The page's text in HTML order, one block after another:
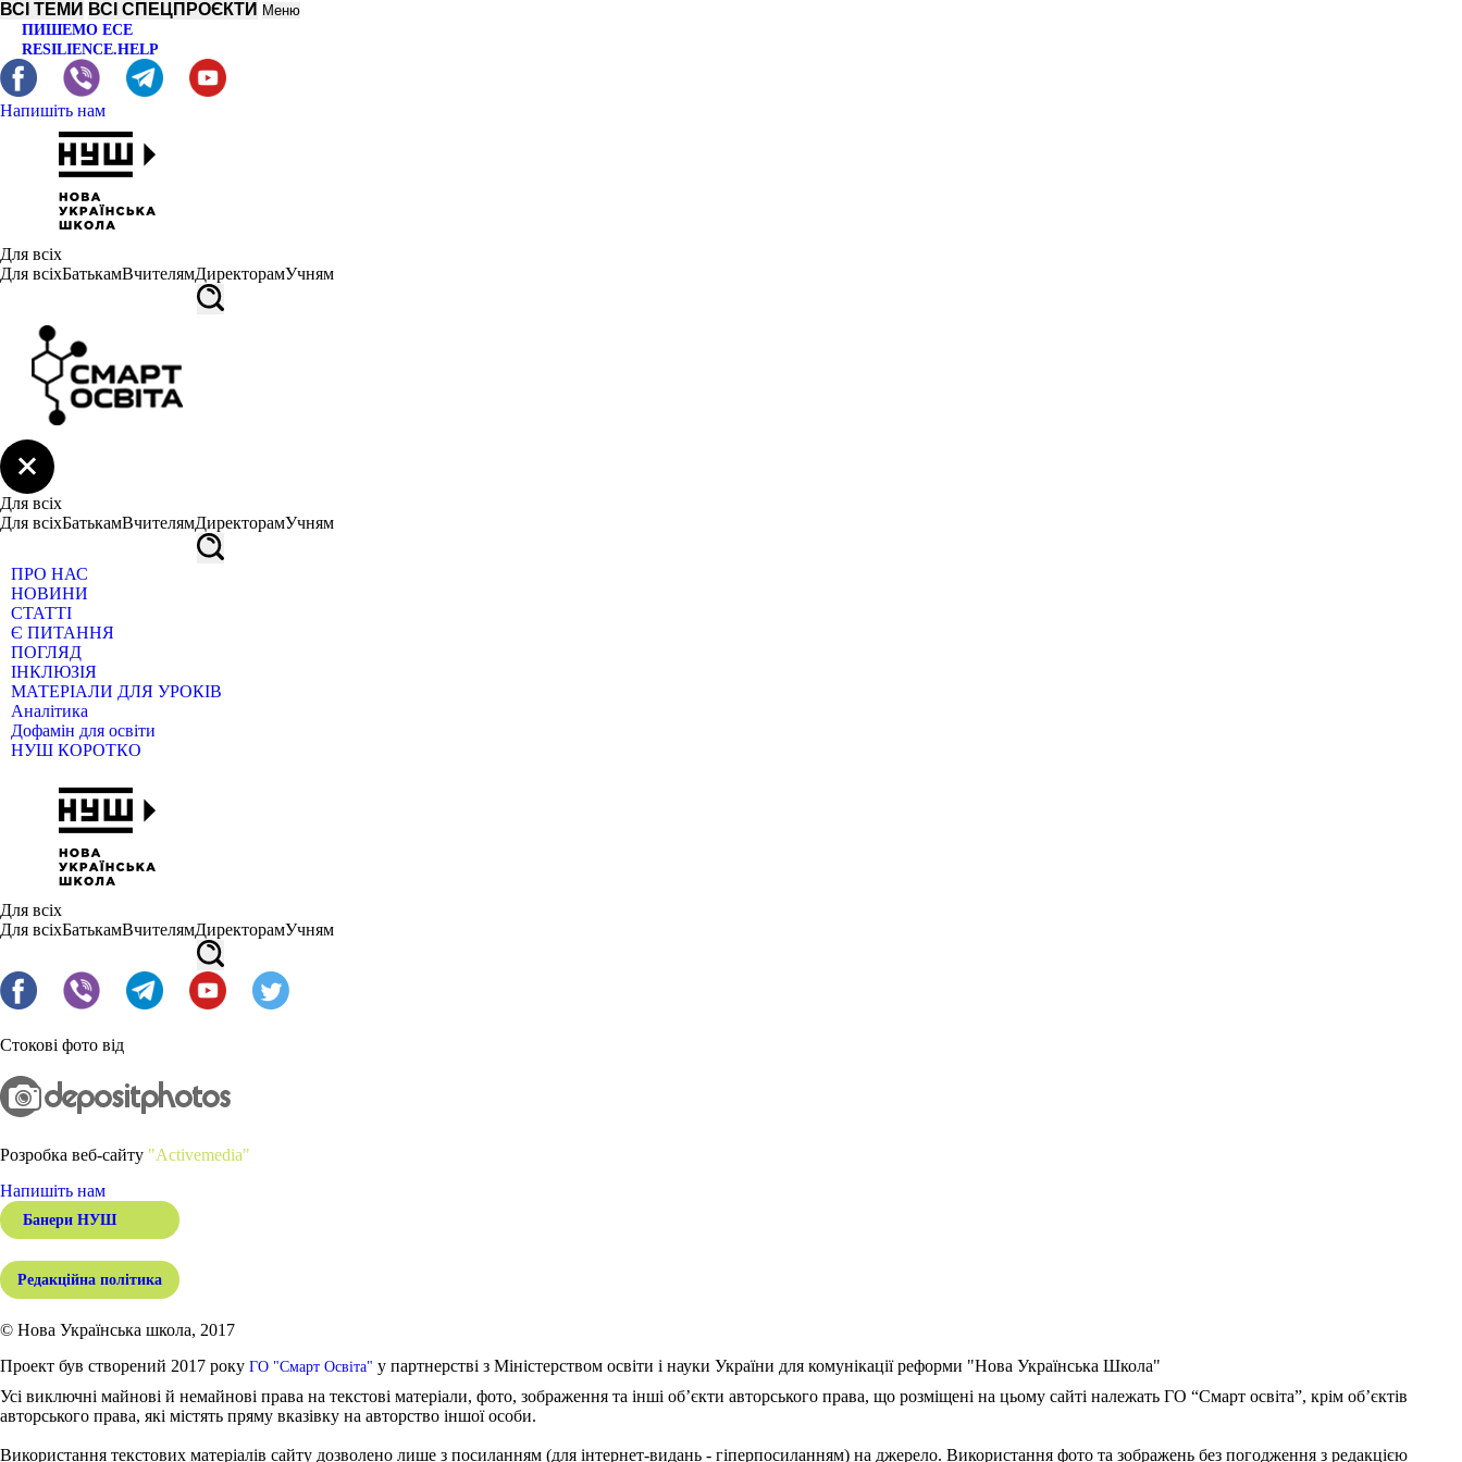
ВСІ ТЕМИ ВСІ СПЕЦПРОЄКТИ Меню
ПИШЕМО ЕСЕ
RESILIENCE.HELP
Напишіть нам
Для всіх
Для всіхБатькамВчителямДиректорамУчням
Для всіх
Для всіхБатькамВчителямДиректорамУчням
ПРО НАС
НОВИНИ
СТАТТІ
Є ПИТАННЯ
ПОГЛЯД
ІНКЛЮЗІЯ
МАТЕРІАЛИ ДЛЯ УРОКІВ
Аналітика
Дофамін для освіти
НУШ КОРОТКО
Для всіх
Для всіхБатькамВчителямДиректорамУчням
Стокові фото від
Розробка веб-сайту "Activemedia"
Напишіть нам
Банери НУШ
Редакційна політика
© Нова Українська школа, 2017
Проект був створений 2017 року ГО "Смарт Освіта" у партнерстві з Міністерством освіти і науки України для комунікації реформи "Нова Українська Школа"
Усі виключні майнові й немайнові права на текстові матеріали, фото, зображення та інші об’єкти авторського права, що розміщені на цьому сайті належать ГО “Смарт освіта”, крім об’єктів
авторського права, які містять пряму вказівку на авторство іншої особи.
Використання текстових матеріалів сайту дозволено лише з посиланням (для інтернет-видань - гіперпосиланням) на джерело. Використання фото та зображень без погодження з редакцією